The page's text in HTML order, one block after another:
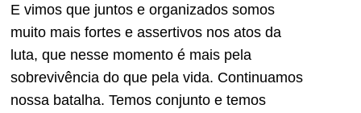
E vimos que juntos e organizados somos
muito mais fortes e assertivos nos atos da
luta, que nesse momento é mais pela
sobrevivência do que pela vida. Continuamos
nossa batalha. Temos conjunto e temos